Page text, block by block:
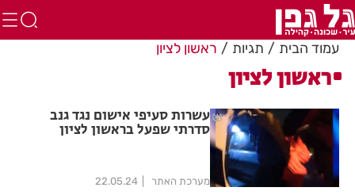
עמוד הבית תגיות ראשון לציון
ראשון לציון
עשרות סעיפי אישום נגד גנב
סדרתי שפעל בראשון לציון
מערכת האתר 22.05.24